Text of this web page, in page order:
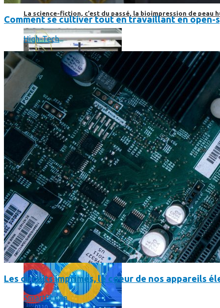
La science-fiction, c’est du passé, la bioimpression de peau
L’intelligence artificielle de Google a maintenant son propre
Comment se cultiver tout en travaillant en open-
High-Tech
Les circuits imprimés, le coeur de nos appareils
SmartPhone